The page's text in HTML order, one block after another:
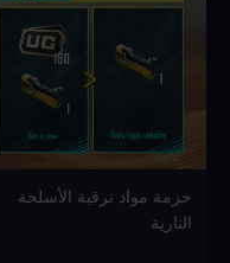
حزمة مواد ترقية الأسلحة
النارية